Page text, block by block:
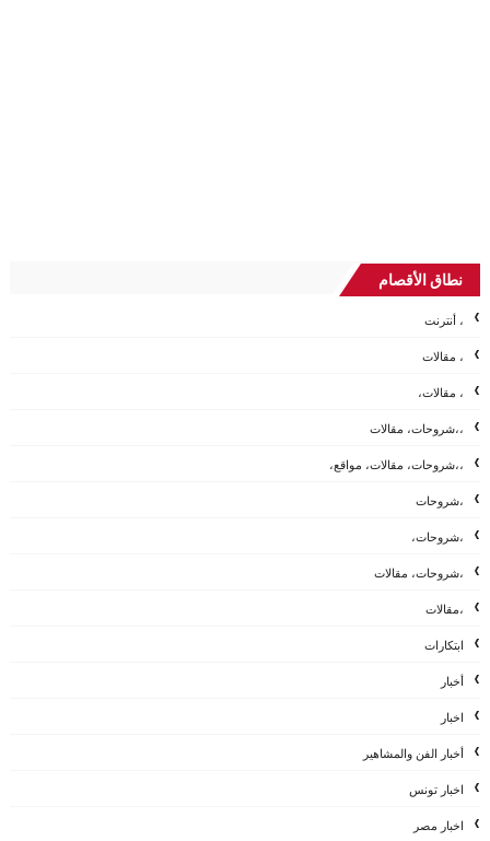
نطاق الأقصام
، أنترنت
، مقالات
، مقالات،
،،شروحات، مقالات
،،شروحات، مقالات، مواقع،
،شروحات
،شروحات،
،شروحات، مقالات
،مقالات
ابتكارات
أخبار
اخبار
أخبار الفن والمشاهير
اخبار تونس
اخبار مصر